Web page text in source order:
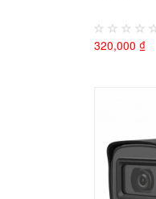
320,000 ₫